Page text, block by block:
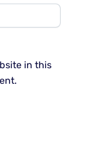
in this